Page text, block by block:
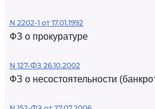
N 2202-1 от 17.01.1992
ФЗ о прокуратуре
N 127-ФЗ 26.10.2002
ФЗ о несостоятельности